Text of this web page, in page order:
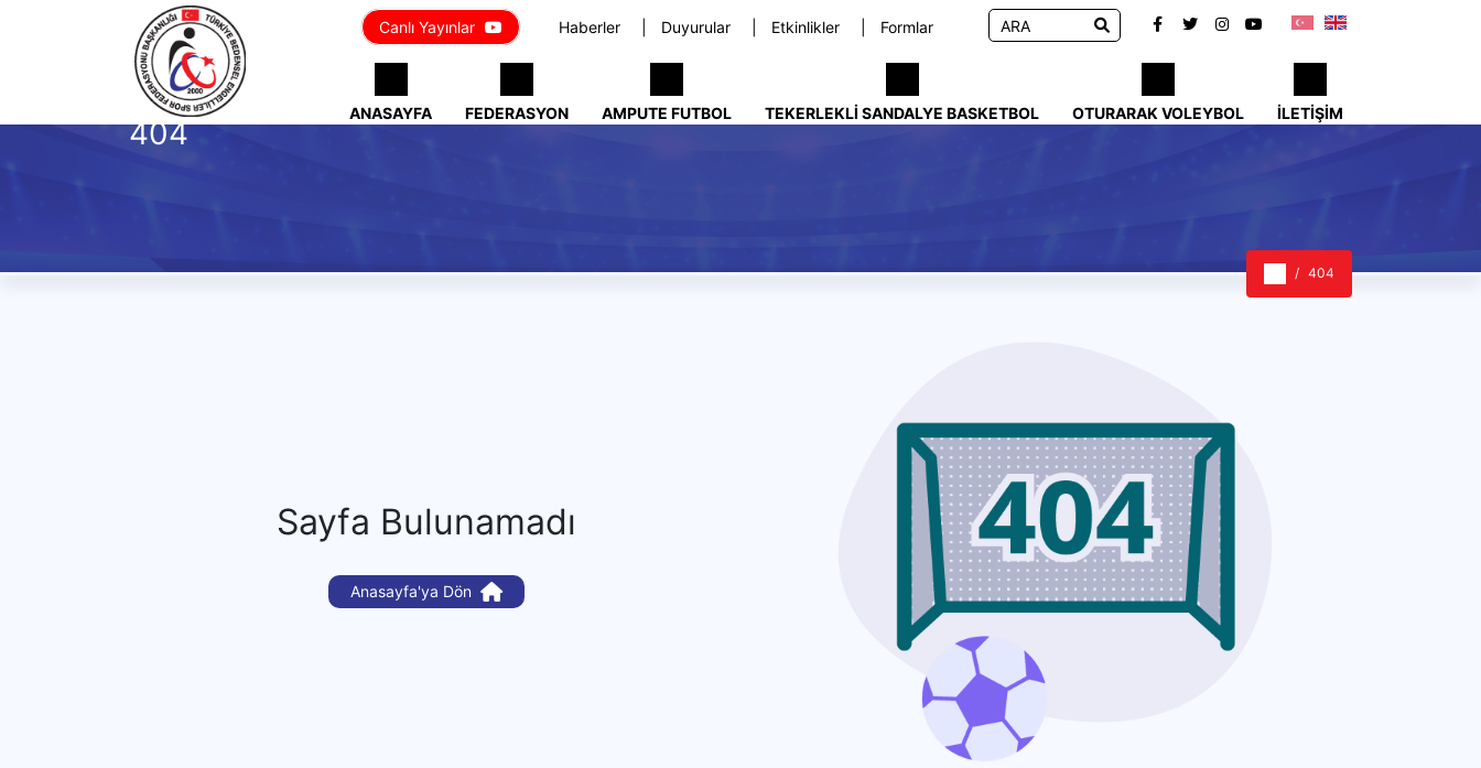
Haberler Duyurular Etkinlikler Formlar
Canlı Yayınlar
ANASAYFA FEDERASYON AMPUTE FUTBOL TEKERLEKLI SANDALYE BASKETBOL OTURARAK VOLEYBOL İLETIŞIM
404
404
Sayfa Bulunamadı
Anasayfa'ya Dön